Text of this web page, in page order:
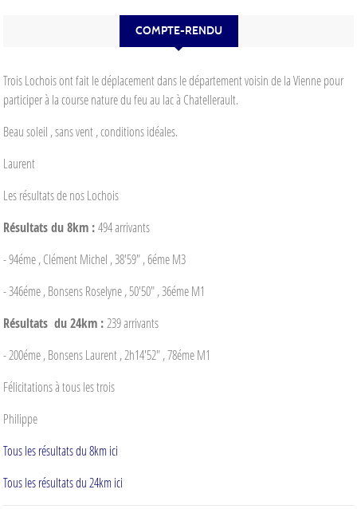
COMPTE-RENDU
Trois Lochois ont fait le déplacement dans le département voisin de la Vienne pour
participer à la course nature du feu au lac à Chatellerault.
Beau soleil , sans vent , conditions idéales.
Laurent
Les résultats de nos Lochois
Résultats du 8km :494 arrivants
- 94éme , Clément Michel , 38'59" , 6éme M3
- 346éme , Bonsens Roselyne , 50'50" , 36éme M1
Résultats du 24km : 239 arrivants
- 200éme , Bonsens Laurent , 2h14'52" , 78éme M1
Félicitations à tous les trois
Philippe
Tous les résultats du 8km ici
Tous les résultats du 24km ici